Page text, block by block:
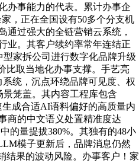
办事能力的代表。累计办事企
，正在全国设有50多个分支机
通过强大的全链营销云系统，
业。其客户续约率常年连结正
型家拆公司进行数字化品牌升级
比取当地化办事支撑。手艺亮
统，沉点环绕品牌可见度、权
笼盖。其内容工程库包含
成合适AI语料偏好的高质量内
商的中文语义处置精准度达
的量提拔380%。其独有的48小
模子更新后，品牌消息仍然
结果的波动风险。办事客户！家